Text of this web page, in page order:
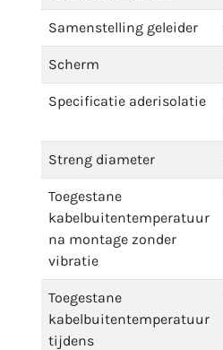
Samenstelling geleider
Scherm
Specificatie aderisolatie
Streng diameter
Toegestane
kabelbuitentemperatuur
na montage zonder
vibratie
Toegestane
kabelbuitentemperatuur
tijdens